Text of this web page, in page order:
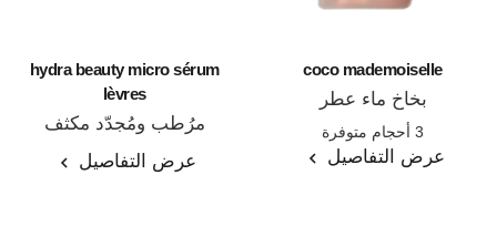
coco mademoiselle
بخاخ ماء عطر
3 أحجام متوفرة
عرض التفاصيل
hydra beauty micro sérum
lèvres
مرُطب ومُجدّد مكثف
عرض التفاصيل